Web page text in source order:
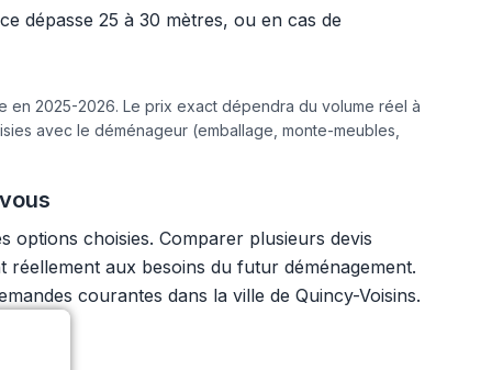
dépasse 25 à 30 mètres, ou en cas de
en 2025-2026. Le prix exact dépendra du volume réel à
avec le déménageur (emballage, monte-meubles,
options choisies. Comparer plusieurs devis
réellement aux besoins du futur déménagement.
courantes dans la ville de Quincy-Voisins.